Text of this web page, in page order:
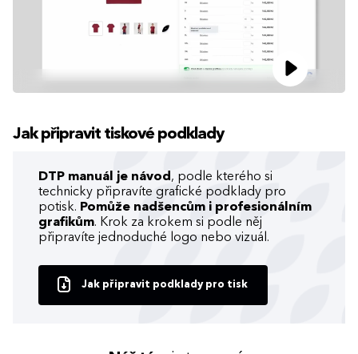
Jak připravit tiskové podklady
DTP manuál je návod , podle kterého si
technicky připravíte grafické podklady pro
potisk. Pomůže nadšencům i profesionálním
grafikům. Krok za krokem si podle něj
připravíte jednoduché logo nebo vizuál.
Jak připravit podklady pro tisk